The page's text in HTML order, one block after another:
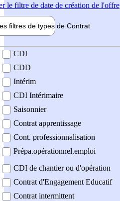
le filtre de date de création de l'offre
filtres de types de Contrat
contrat
CDI
CDD
Intérim
CDI Intérimaire
Saisonnier
Contrat apprentissage
Cont. professionnalisation
Prépa.opérationnel.emploi
CDI de chantier ou d'opération
Contrat d'Engagement Educatif
Contrat intermittent